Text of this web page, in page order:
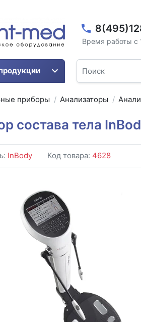
Время работы с
приборы Анализаторы
состава тела
InBody Код товара: 4628